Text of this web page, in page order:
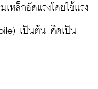
เหล็กอัดแรงโดยใช้แรง
เป็นต้น คิดเป็น